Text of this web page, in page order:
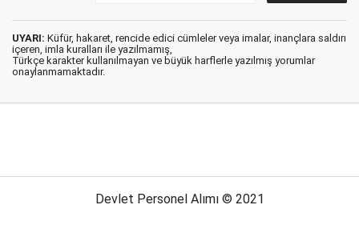
UYARI: Küfür, hakaret, rencide edici cümleler veya imalar, inançlara saldırı
içeren, imla kuralları ile yazılmamış,
Türkçe karakter kullanılmayan ve büyük harflerle yazılmış yorumlar
onaylanmamaktadır.
Devlet Personel Alımı © 2021